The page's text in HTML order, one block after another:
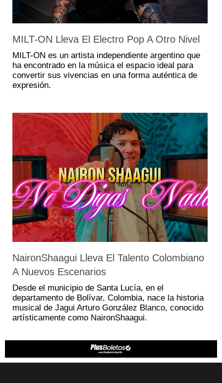
MILT-ON Lleva El Electro Pop A Otro Nivel
MILT-ON es un artista independiente argentino que
ha encontrado en la música el espacio ideal para
convertir sus vivencias en una forma auténtica de
expresión.
NaironShaagui Lleva El Talento Colombiano
A Nuevos Escenarios
Desde el municipio de Santa Lucía, en el
departamento de Bolívar, Colombia, nace la historia
musical de Jagui Arturo González Blanco, conocido
artísticamente como NaironShaagui.